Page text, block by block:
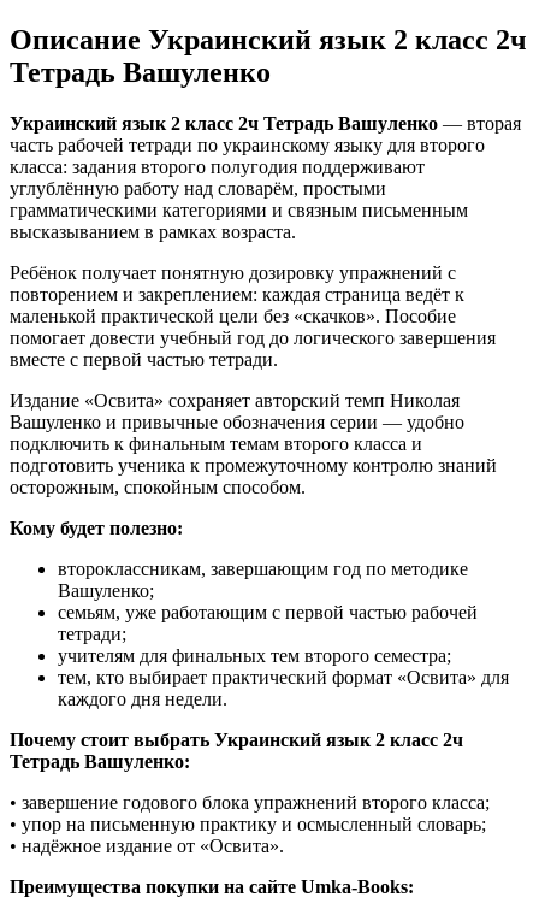
Описание Украинский язык 2 класс 2ч
Тетрадь Вашуленко
Украинский язык 2 класс 2ч Тетрадь Вашуленко — вторая
часть рабочей тетради по украинскому языку для второго
класса: задания второго полугодия поддерживают
углублённую работу над словарём, простыми
грамматическими категориями и связным письменным
высказыванием в рамках возраста.
Ребёнок получает понятную дозировку упражнений с
повторением и закреплением: каждая страница ведёт к
маленькой практической цели без «скачков». Пособие
помогает довести учебный год до логического завершения
вместе с первой частью тетради.
Издание «Освита» сохраняет авторский темп Николая
Вашуленко и привычные обозначения серии — удобно
подключить к финальным темам второго класса и
подготовить ученика к промежуточному контролю знаний
осторожным, спокойным способом.
Кому будет полезно:
второклассникам, завершающим год по методике
Вашуленко;
семьям, уже работающим с первой частью рабочей
тетради;
учителям для финальных тем второго семестра;
тем, кто выбирает практический формат «Освита» для
каждого дня недели.
Почему стоит выбрать Украинский язык 2 класс 2ч
Тетрадь Вашуленко:
• завершение годового блока упражнений второго класса;
• упор на письменную практику и осмысленный словарь;
• надёжное издание от «Освита».
Преимущества покупки на сайте Umka-Books: